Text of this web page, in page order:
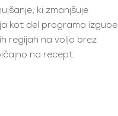
ki zmanjšuje
kot del programa izgube
regijah na voljo brez
na recept.